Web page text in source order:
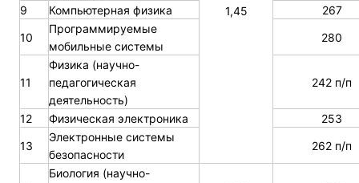
1,45
9 Компьютерная физика
267
10
Программируемые
мобильные системы
280
11
Физика (научно-
педагогическая
деятельность)
242 п/п
12 Физическая электроника
253
13
Электронные системы
безопасности
262 п/п
Биология (научно-